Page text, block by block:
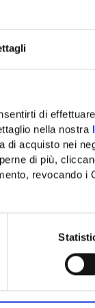
di
nella nostra
acquisto nei
di più,
revocando i